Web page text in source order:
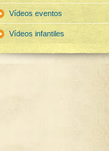
Vídeos eventos
Vídeos infantiles